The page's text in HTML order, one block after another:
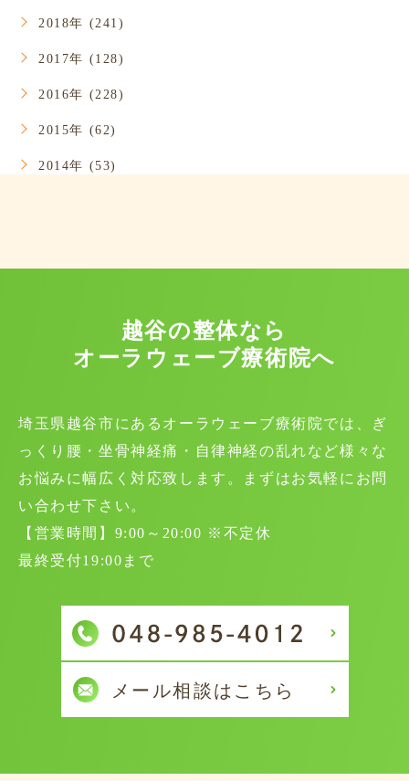
2018年 (241)
2017年 (128)
2016年 (228)
2015年 (62)
2014年 (53)
越谷の整体なら
オーラウェーブ療術院へ
埼玉県越谷市にあるオーラウェーブ療術院では、ぎ
っくり腰・坐骨神経痛・自律神経の乱れなど様々な
お悩みに幅広く対応致します。まずはお気軽にお問
い合わせ下さい。
【営業時間】9:00～20:00 ※不定休
最終受付19:00まで